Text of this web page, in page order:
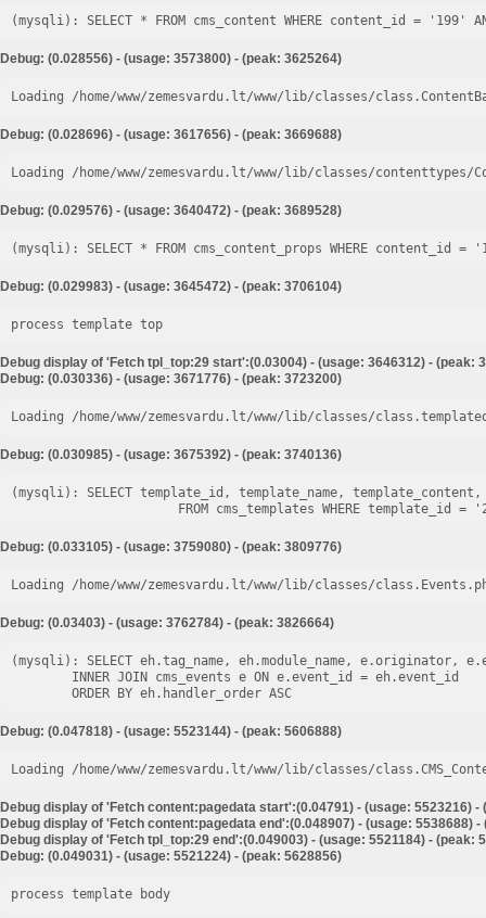
Debug: (0.028556) - (usage: 3573800) - (peak: 3625264)
Loading /home/www/zemesvardu.lt/www/lib/classes/
Debug: (0.028696) - (usage: 3617656) - (peak: 3669688)
Loading /home/www/zemesvardu.lt/www/lib/classes/
Debug: (0.029576) - (usage: 3640472) - (peak: 3689528)
Debug: (0.029983) - (usage: 3645472) - (peak: 3706104)
process template top
Debug display of 'Fetch tpl_top:29 start':(0.03004) - (usage: 3646312) - (peak:
Debug: (0.030336) - (usage: 3671776) - (peak: 3723200)
Loading /home/www/zemesvardu.lt/www/lib/classes/
Debug: (0.030985) - (usage: 3675392) - (peak: 3740136)
(mysqli): SELECT template_id, template_name,
Debug: (0.033105) - (usage: 3759080) - (peak: 3809776)
Loading /home/www/zemesvardu.lt/www/lib/classes/
Debug: (0.03403) - (usage: 3762784) - (peak: 3826664)
(mysqli): SELECT eh.tag_name, eh.module_name, e.originator,
Debug: (0.047818) - (usage: 5523144) - (peak: 5606888)
Loading /home/www/zemesvardu.lt/www/lib/classes/
Debug display of 'Fetch content:pagedata start':(0.04791) - (usage: 5523216) -
Debug display of 'Fetch content:pagedata end':(0.048907) - (usage: 5538688) -
Debug display of 'Fetch tpl_top:29 end':(0.049003) - (usage: 5521184) - (peak:
Debug: (0.049031) - (usage: 5521224) - (peak: 5628856)
process template body